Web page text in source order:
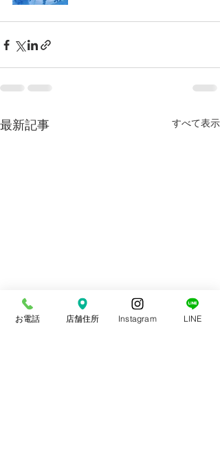
最新記事 すべて表示
お電話 店舗住所 Instagram LINE